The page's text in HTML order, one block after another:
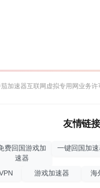
加速器互联网虚拟专用网业务许
友情链接
费回国游戏加
速器
一键回国加速
游戏加速器 海